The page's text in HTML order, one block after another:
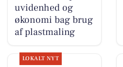
uvidenhed og
økonomi bag brug
af plastmaling
LOKALT NYT